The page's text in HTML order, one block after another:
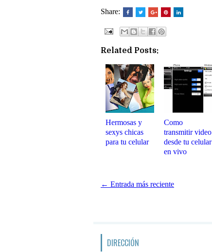
Share:
Related Posts:
Hermosas y
sexys chicas
para tu celular
Como
transmitir video
desde tu celular
en vivo
← Entrada más reciente
DIRECCIÓN